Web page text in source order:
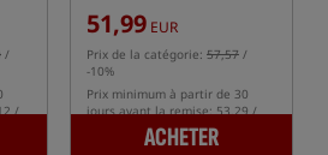
/
/
51,99 EUR
Prix de la catégorie: 57,57 /
-10%
Prix minimum à partir de 30
jours avant la remise: 53.29 /
ACHETER